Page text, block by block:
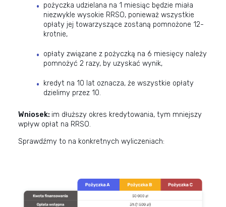
pożyczka udzielana na 1 miesiąc będzie miała
niezwykle wysokie RRSO, ponieważ wszystkie
opłaty jej towarzyszące zostaną pomnożone 12-
krotnie,
opłaty związane z pożyczką na 6 miesięcy należy
pomnożyć 2 razy, by uzyskać wynik,
kredyt na 10 lat oznacza, że wszystkie opłaty
dzielimy przez 10.
Wniosek: im dłuższy okres kredytowania, tym mniejszy
wpływ opłat na RRSO.
Sprawdźmy to na konkretnych wyliczeniach: